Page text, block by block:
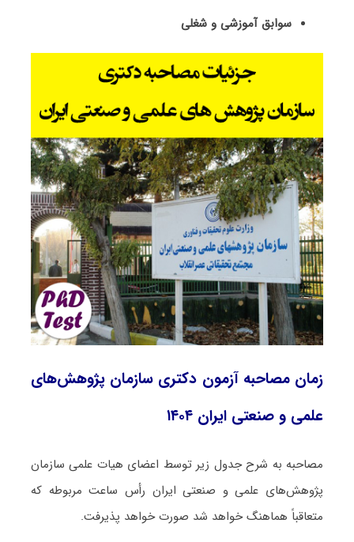
سوابق آموزشی و شغلی
زمان مصاحبه آزمون دکتری سازمان پژوهش‌های
علمی و صنعتی ایران ۱۴۰۴
مصاحبه به شرح جدول زیر توسط اعضای هیات علمی سازمان
پژوهش‌های علمی و صنعتی ایران رأس ساعت مربوطه که
متعاقباً هماهنگ خواهد شد صورت خواهد پذیرفت.